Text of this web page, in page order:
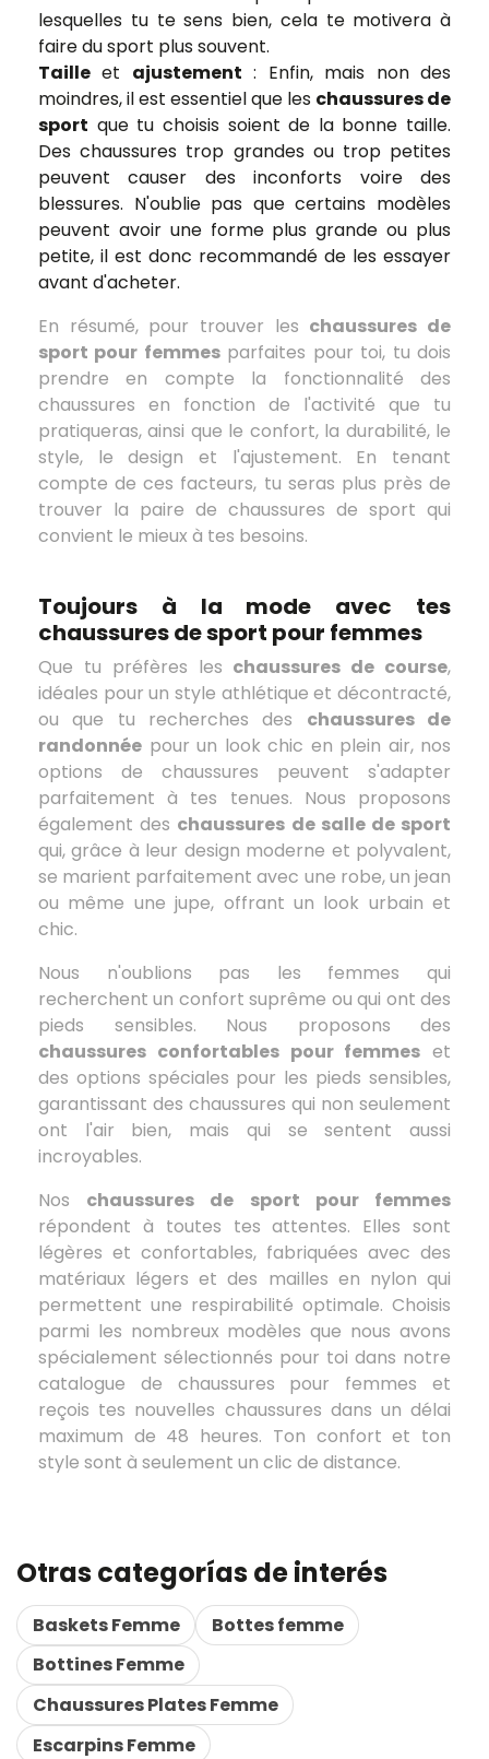
lesquelles tu te sens bien, cela te motivera à
faire du sport plus souvent.
Taille et ajustement : Enfin, mais non des
moindres, il est essentiel que les chaussures de
sport que tu choisis soient de la bonne taille.
Des chaussures trop grandes ou trop petites
peuvent causer des inconforts voire des
blessures. N'oublie pas que certains modèles
peuvent avoir une forme plus grande ou plus
petite, il est donc recommandé de les essayer
avant d'acheter.
En résumé, pour trouver les chaussures de
sport pour femmesparfaites pour toi, tu dois
prendre en compte la fonctionnalité des
chaussures en fonction de l'activité que tu
pratiqueras, ainsi que le confort, la durabilité, le
style, le design et l'ajustement. En tenant
compte de ces facteurs, tu seras plus près de
trouver la paire de chaussures de sport qui
convient le mieux à tes besoins.
Toujours à la mode avec tes
chaussures de sport pour femmes
Que tu préfères les chaussures de course,
idéales pour un style athlétique et décontracté,
ou que tu recherches des chaussures de
randonnée pour un look chic en plein air, nos
options de chaussures peuvent s'adapter
parfaitement à tes tenues. Nous proposons
également des chaussures de salle de sport
qui, grâce à leur design moderne et polyvalent,
se marient parfaitement avec une robe, un jean
ou même une jupe, offrant un look urbain et
chic.
Nous n'oublions pas les femmes qui
recherchent un confort suprême ou qui ont des
pieds sensibles. Nous proposons des
chaussures confortables pour femmes et
des options spéciales pour les pieds sensibles,
garantissant des chaussures qui non seulement
ont l'air bien, mais qui se sentent aussi
incroyables.
Nos chaussures de sport pour femmes
répondent à toutes tes attentes. Elles sont
légères et confortables, fabriquées avec des
matériaux légers et des mailles en nylon qui
permettent une respirabilité optimale. Choisis
parmi les nombreux modèles que nous avons
spécialement sélectionnés pour toi dans notre
catalogue de chaussures pour femmes et
reçois tes nouvelles chaussures dans un délai
maximum de 48 heures. Ton confort et ton
style sont à seulement un clic de distance.
Otras categorías de interés
Baskets Femme
Bottes femme
Bottines Femme
Chaussures Plates Femme
Escarpins Femme